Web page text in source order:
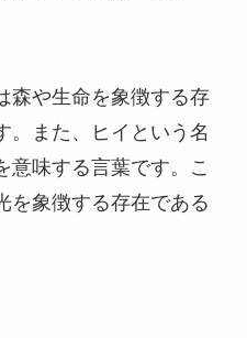
森や生命を象徴する存
。また、ヒイという名
意味する言葉です。こ
を象徴する存在である